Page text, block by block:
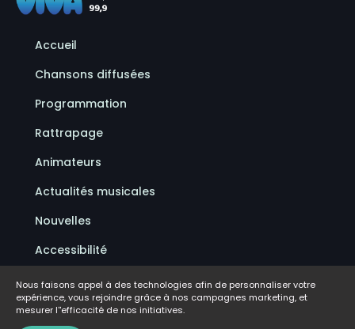
Accueil
Chansons diffusées
Programmation
Rattrapage
Animateurs
Actualités musicales
Nouvelles
Accessibilité
Politique de confidentialité
Conditions d'utilisation
Nous faisons appel à des technologies afin de personnaliser votre
expérience, vous rejoindre grâce à nos campagnes marketing, et
mesurer l''efficacité de nos initiatives.